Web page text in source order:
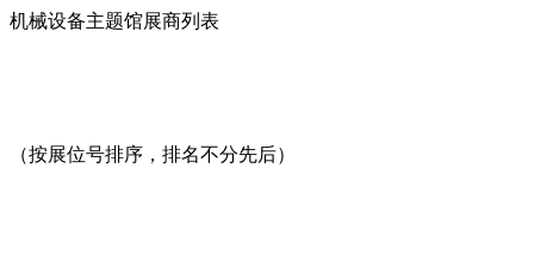
机械设备主题馆展商列表
（按展位号排序，排名不分先后）